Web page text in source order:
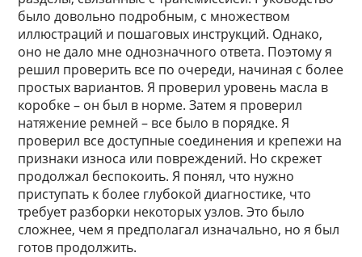
было довольно подробным, с множеством
иллюстраций и пошаговых инструкций. Однако,
оно не дало мне однозначного ответа. Поэтому я
решил проверить все по очереди, начиная с более
простых вариантов. Я проверил уровень масла в
коробке – он был в норме. Затем я проверил
натяжение ремней – все было в порядке. Я
проверил все доступные соединения и крепежи на
признаки износа или повреждений. Но скрежет
продолжал беспокоить. Я понял, что нужно
приступать к более глубокой диагностике, что
требует разборки некоторых узлов. Это было
сложнее, чем я предполагал изначально, но я был
готов продолжить.